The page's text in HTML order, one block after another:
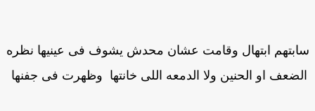
ابتهال وقامت عشان محدش يشوف فى عينيها نظره
او الحنين ولا الدمعه اللى خانتها وظهرت فى جفنها